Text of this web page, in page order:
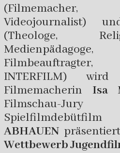
(Filmemacher,
Videojournalist)
(Theologe,
Filmbeauftragter,
INTERFILM)
Filmemacherin Isa
Filmschau-
ABHAUEN
Wettbewerb